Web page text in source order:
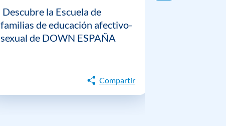
Descubre la Escuela de
familias de educación afectivo-
sexual de DOWN ESPAÑA
Compartir